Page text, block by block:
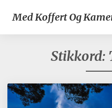
Med Koffert Og
Stikkord: